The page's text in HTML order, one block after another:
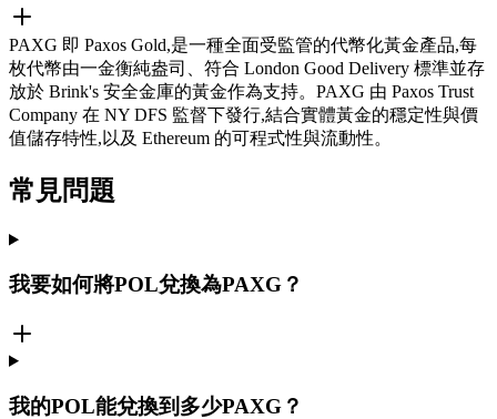
PAXG 即 Paxos Gold,是一種全面受監管的代幣化黃金產品,每
枚代幣由一金衡純盎司、符合 London Good Delivery 標準並存
放於 Brink's 安全金庫的黃金作為支持。PAXG 由 Paxos Trust
Company 在 NY DFS 監督下發行,結合實體黃金的穩定性與價
值儲存特性,以及 Ethereum 的可程式性與流動性。
常見問題
我要如何將POL兌換為PAXG？
我的POL能兌換到多少PAXG？